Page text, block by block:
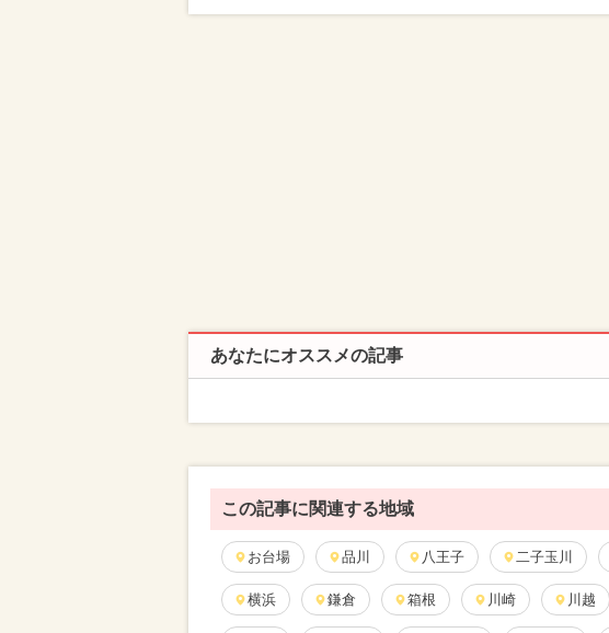
あなたにオススメの記事
この記事に関連する地域
お台場 品川 八王子 二子玉川
横浜 鎌倉 箱根 川崎 川越